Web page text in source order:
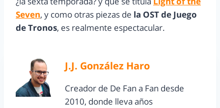
Seven, y como otras piezas de la OST de Juego
de Tronos, es realmente espectacular.
J.J. González Haro
Creador de De Fan a Fan desde
2010, donde lleva años